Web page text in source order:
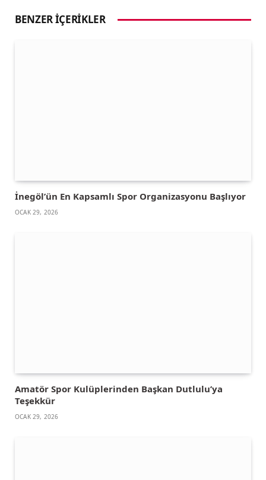
BENZER İÇERIKLER
İnegöl’ün En Kapsamlı Spor Organizasyonu Başlıyor
OCAK 29, 2026
Amatör Spor Kulüplerinden Başkan Dutlulu’ya
Teşekkür
OCAK 29, 2026